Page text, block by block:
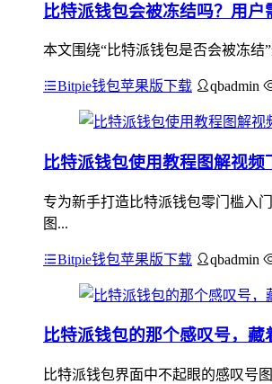
比特派钱包会被冻结吗？用
本文围绕“比特派钱包是否会被冻
Bitpie钱包苹果版下载 qbadmin
比特派钱包使用教程图解视
专为新手打造比特派钱包零门槛入
图...
Bitpie钱包苹果版下载 qbadmin
比特派钱包的那个感叹号，藏
比特派钱包界面中不起眼的感叹号